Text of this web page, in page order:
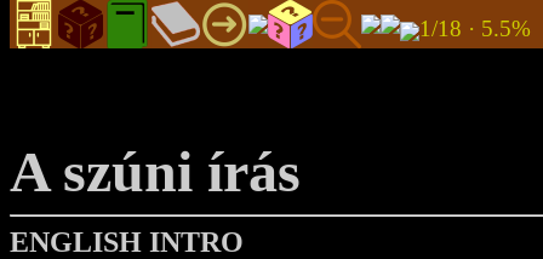
1/18 ·
A szúni írás
ENGLISH INTRO